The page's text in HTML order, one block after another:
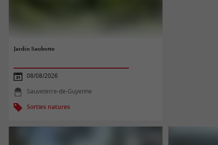
Jardin Saubotte
08/08/2026
Sauveterre-de-Guyenne
Sorties natures